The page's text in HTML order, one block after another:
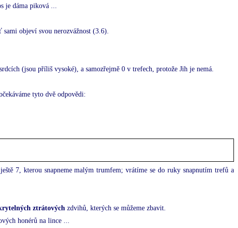
je dáma piková ...
objeví svou nerozvážnost (3.6).
(jsou příliš vysoké), a samozřejmě 0 v trefech, protože Jih je nemá.
tyto dvě odpovědi:
7, kterou snapneme malým trumfem; vrátíme se do ruky snapnutím trefů a
ztrátovýchzdvihů, kterých se můžeme zbavit.
honérů na lince ...